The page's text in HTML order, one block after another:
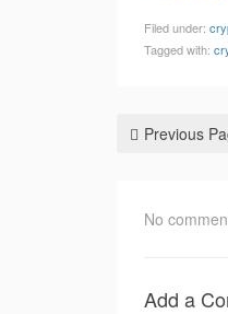
Filed under:
Tagged with:
Previous
No
Add a